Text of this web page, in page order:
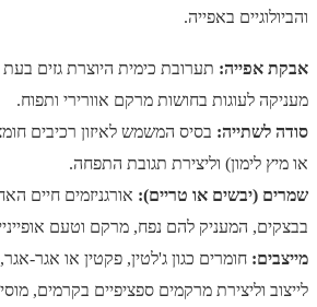
והביולוגיים באפייה.
אבקת אפייה: תערובת כימית היוצרת גזים
מעניקה לעוגות בחושות מרקם אוורירי ותפוח.
סודה לשתייה: בסיס המשמש לאיזון רכיבים
או מיץ לימון) וליצירת תגובת התפחה.
שמרים (יבשים או טריים): אורגניזמים חיים
בבצקים, המעניק להם נפח, מרקם וטעם
מייצבים: חומרים כגון ג'לטין, פקטין או אגר-
לייצוב וליצירת מרקמים ספציפיים בקרמים,